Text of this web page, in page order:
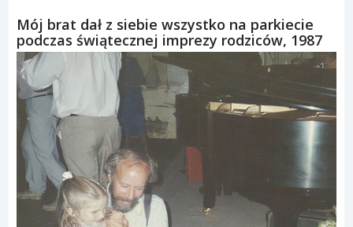
Mój brat dał z siebie wszystko na parkiecie
podczas świątecznej imprezy rodziców, 1987